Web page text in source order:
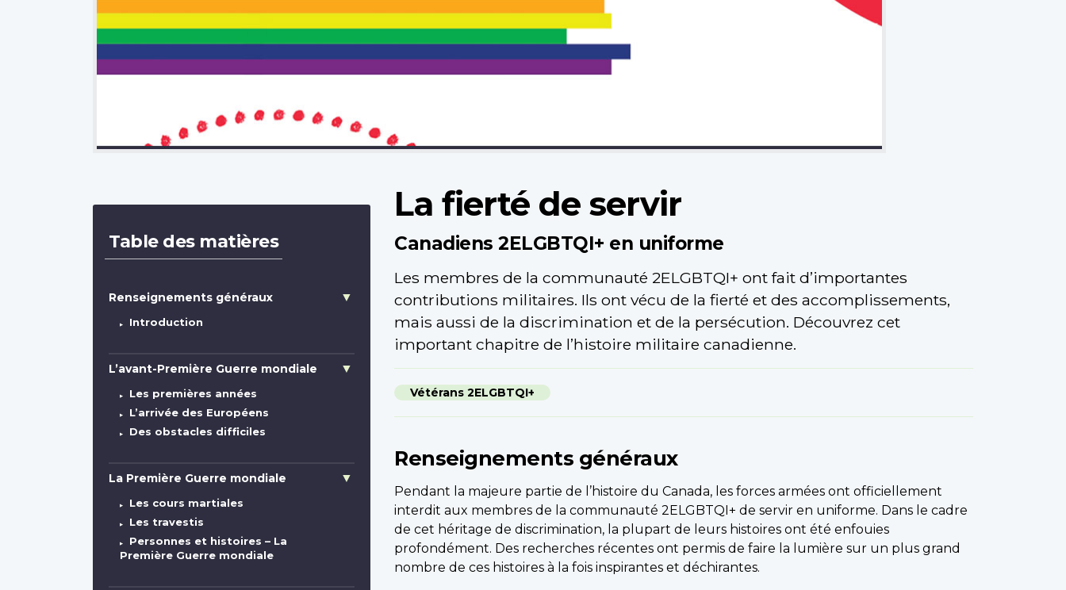
Image
Table des matières
Renseignements généraux
Introduction
L’avant-Première Guerre mondiale
Les premières années
L’arrivée des Européens
Des obstacles difficiles
La Première Guerre mondiale
Les cours martiales
Les travestis
Personnes et histoires – La
Première Guerre mondiale
La fierté de servir
Canadiens 2ELGBTQI+ en uniforme
Les membres de la communauté 2ELGBTQI+ ont fait d’importantes
contributions militaires. Ils ont vécu de la fierté et des accomplissements,
mais aussi de la discrimination et de la persécution. Découvrez cet
important chapitre de l’histoire militaire canadienne.
Vétérans 2ELGBTQI+
Renseignements généraux
Pendant la majeure partie de l’histoire du Canada, les forces armées ont officiellement
interdit aux membres de la communauté 2ELGBTQI+ de servir en uniforme. Dans le cadre
de cet héritage de discrimination, la plupart de leurs histoires ont été enfouies
profondément. Des recherches récentes ont permis de faire la lumière sur un plus grand
nombre de ces histoires à la fois inspirantes et déchirantes.